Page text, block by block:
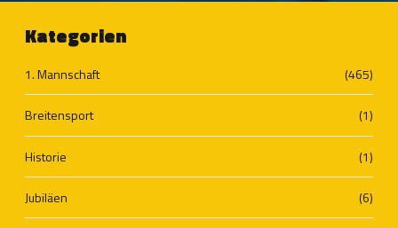
Kategorien
1. Mannschaft (465)
Breitensport (1)
Historie (1)
Jubiläen (6)